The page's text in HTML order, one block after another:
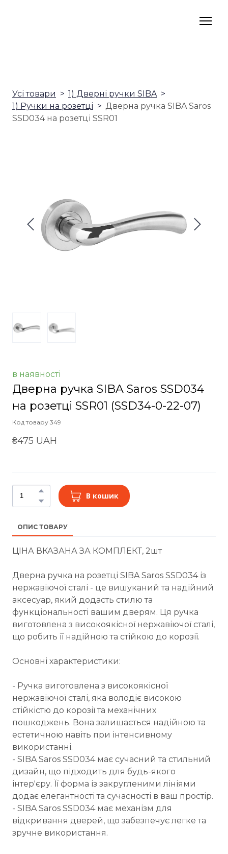
Усі товари
1) Дверні ручки SIBA
1) Ручки на розетці
Дверна ручка SIBA Saros
SSD034 на розетці SSR01
в наявності
Дверна ручка SIBA Saros SSD034
на розетці SSR01 (SSD34-0-22-07)
Код товару 349
₴475 UAH
В кошик
ОПИС ТОВАРУ
ЦІНА ВКАЗАНА ЗА КОМПЛЕКТ, 2шт
Дверна ручка на розетці SIBA Saros SSD034 із
нержавіючої сталі - це вишуканий та надійний
аксесуар, який додасть стилю та
функціональності вашим дверям. Ця ручка
виготовлена з високоякісної нержавіючої сталі,
що робить її надійною та стійкою до корозії.
Основні характеристики:
- Ручка виготовлена з високоякісної
нержавіючої сталі, яка володіє високою
стійкістю до корозії та механічних
пошкоджень. Вона залишається надійною та
естетичною навіть при інтенсивному
використанні.
- SIBA Saros SSD034 має сучасний та стильний
дизайн, що підходить для будь-якого
інтер'єру. Її форма із закругленими лініями
додає елегантності та сучасності в ваш простір.
- SIBA Saros SSD034 має механізм для
відкривання дверей, що забезпечує легке та
зручне використання.